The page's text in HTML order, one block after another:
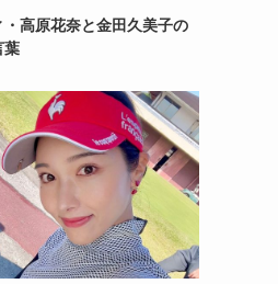
高原花奈と金田久美子の
葉